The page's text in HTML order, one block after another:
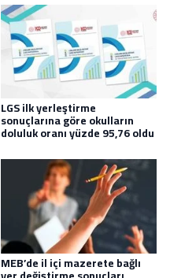
LGS ilk yerleştirme
sonuçlarına göre okulların
doluluk oranı yüzde 95,76 oldu
MEB’de il içi mazerete bağlı